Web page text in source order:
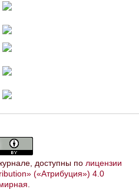
доступны по лицензии
(«Атрибуция») 4.0